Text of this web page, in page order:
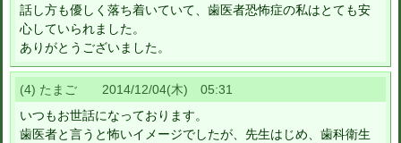
話し方も優しく落ち着いていて、歯医者恐怖症の私はとても安
心していられました。
ありがとうございました。
(4) たまご 2014/12/04(木) 05:31
いつもお世話になっております。
歯医者と言うと怖いイメージでしたが、先生はじめ、歯科衛生